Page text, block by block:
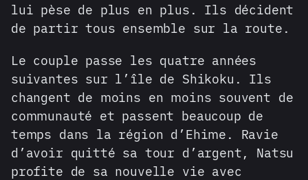
lui pèse de plus en plus. Ils décident
de partir tous ensemble sur la route.
Le couple passe les quatre années
suivantes sur l’île de Shikoku. Ils
changent de moins en moins souvent de
communauté et passent beaucoup de
temps dans la région d’Ehime. Ravie
d’avoir quitté sa tour d’argent, Natsu
profite de sa nouvelle vie avec